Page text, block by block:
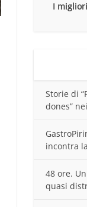
I
Storie di
dones”
incontra
48 ore.
quasi